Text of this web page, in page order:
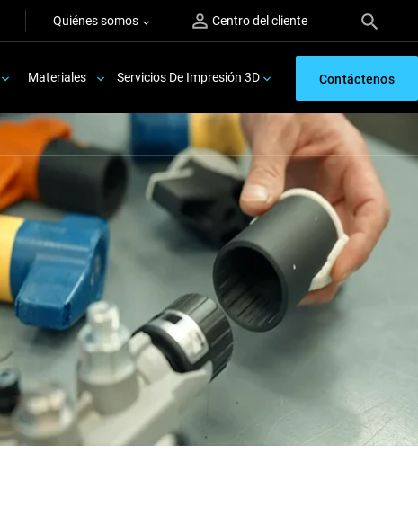
Quiénes somos Centro del cliente
Materiales Servicios De Impresión 3D Contáctenos